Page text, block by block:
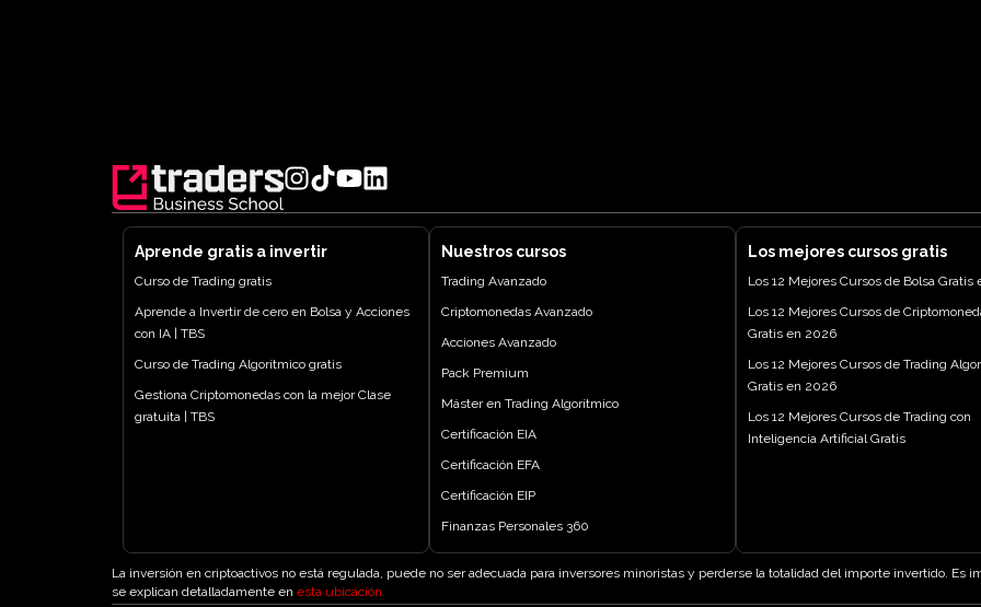
Aprende gratis a invertir
Curso de Trading gratis
Aprende a Invertir de cero en Bolsa y Acciones
con IA | TBS
Curso de Trading Algorítmico gratis
Gestiona Criptomonedas con la mejor Clase
gratuita | TBS
Nuestros cursos
Trading Avanzado
Criptomonedas Avanzado
Acciones Avanzado
Pack Premium
Máster en Trading Algorítmico
Certificación EIA
Certificación EFA
Certificación EIP
Finanzas Personales 360
Los mejores cursos gratis
Los 12 Mejores Cursos de Bolsa Gratis
Los 12 Mejores Cursos de
Gratis en 2026
Los 12 Mejores Cursos de Trading
Gratis en 2026
Los 12 Mejores Cursos de Trading con
Inteligencia Artificial Gratis
La inversión en criptoactivos no está regulada, puede no ser adecuada para inversores minoristas y perderse la totalidad del importe invertido. Es
se explican detalladamente en esta ubicación.